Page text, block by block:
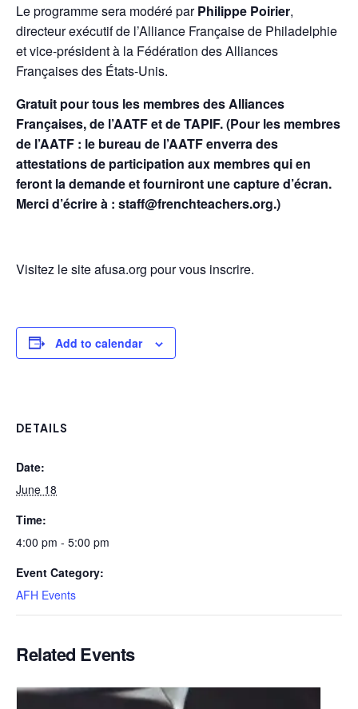
Le programme sera modéré par Philippe Poirier,
directeur exécutif de l’Alliance Française de Philadelphie
et vice-président à la Fédération des Alliances
Françaises des États-Unis.
Gratuit pour tous les membres des Alliances
Françaises, de l’AATF et de TAPIF. (Pour les membres
de l’AATF : le bureau de l’AATF enverra des
attestations de participation aux membres qui en
feront la demande et fourniront une capture d’écran.
Merci d’écrire à : staff@frenchteachers.org.)
Visitez le site afusa.org pour vous inscrire.
Add to calendar
DETAILS
Date:
June 18
Time:
4:00 pm - 5:00 pm
Event Category:
AFH Events
Related Events